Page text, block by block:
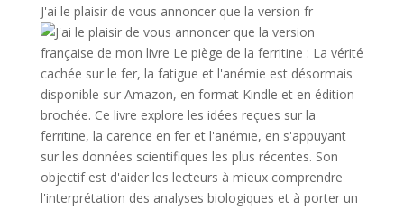
J'ai le plaisir de vous annoncer que la version fr